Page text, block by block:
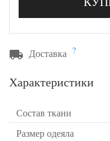
Доставка ?
Характеристики
Состав ткани
Размер одеяла